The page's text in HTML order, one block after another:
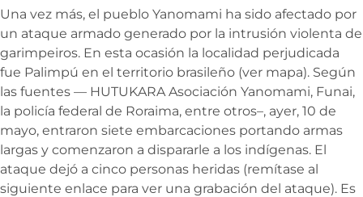
Una vez más, el pueblo Yanomami ha sido afectado por
un ataque armado generado por la intrusión violenta de
garimpeiros. En esta ocasión la localidad perjudicada
fue Palimpú en el territorio brasileño (ver mapa). Según
las fuentes — HUTUKARA Asociación Yanomami, Funai,
la policía federal de Roraima, entre otros–, ayer, 10 de
mayo, entraron siete embarcaciones portando armas
largas y comenzaron a dispararle a los indígenas. El
ataque dejó a cinco personas heridas (remítase al
siguiente enlace para ver una grabación del ataque). Es